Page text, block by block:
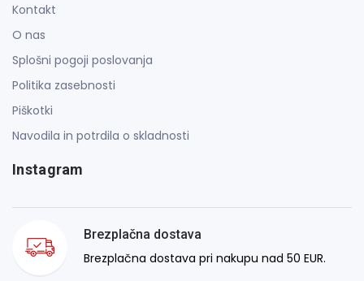
Kontakt
O nas
Splošni pogoji poslovanja
Politika zasebnosti
Piškotki
Navodila in potrdila o skladnosti
Instagram
Brezplačna dostava
Brezplačna dostava pri nakupu nad 50 EUR.